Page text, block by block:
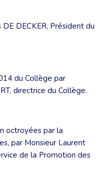
DECKER, Président du
du Collège par
directrice du Collège.
octroyées par la
par Monsieur Laurent
de la Promotion des